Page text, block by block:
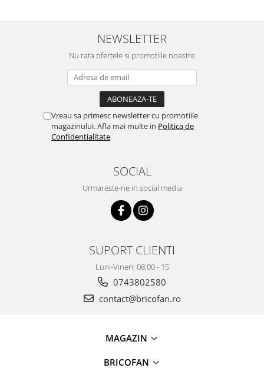
Coliere plastic
Lumina de crestere pentru plante
Proiectoare & lampi de lucru
Veioze si Lampi
Aparate de spalat cu presiune si
Accesorii aparatele de spalat cu
Aparate de spalat cu presiune
Articole si accesorii pentru baie
Baterii bucatarie
NEWSLETTER
Nu rata ofertele si promotiile noastre
Vreau sa primesc newsletter cu promotiile
magazinului. Afla mai multe in Politica de
Confidentialitate
SOCIAL
Urmareste-ne in social media
SUPORT CLIENTI
Luni-Vineri: 08:00 - 15
0743802580
contact@bricofan.ro
MAGAZIN
BRICOFAN